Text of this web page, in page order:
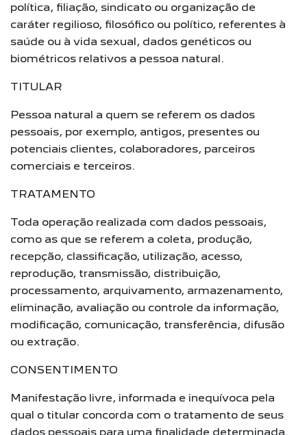
política, filiação, sindicato ou organização de
caráter regilioso, filosófico ou político, referentes à
saúde ou à vida sexual, dados genéticos ou
biométricos relativos a pessoa natural.
TITULAR
Pessoa natural a quem se referem os dados
pessoais, por exemplo, antigos, presentes ou
potenciais clientes, colaboradores, parceiros
comerciais e terceiros.
TRATAMENTO
Toda operação realizada com dados pessoais,
como as que se referem a coleta, produção,
recepção, classificação, utilização, acesso,
reprodução, transmissão, distribuição,
processamento, arquivamento, armazenamento,
eliminação, avaliação ou controle da informação,
modificação, comunicação, transferência, difusão
ou extração.
CONSENTIMENTO
Manifestação livre, informada e inequívoca pela
qual o titular concorda com o tratamento de seus
dados pessoais para uma finalidade determinada.